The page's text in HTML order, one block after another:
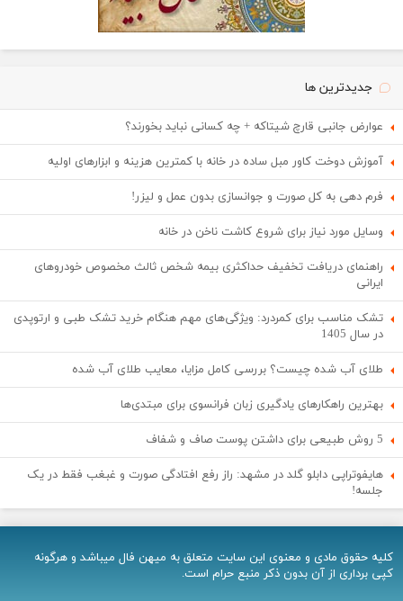
جدیدترین ها
عوارض جانبی قارچ شیتاکه + چه کسانی نباید بخورند؟
آموزش دوخت کاور مبل ساده در خانه با کمترین هزینه و ابزارهای اولیه
فرم دهی به کل صورت و جوانسازی بدون عمل و لیزر!
وسایل مورد نیاز برای شروع کاشت ناخن در خانه
راهنمای دریافت تخفیف حداکثری بیمه شخص ثالث مخصوص خودروهای
ایرانی
تشک مناسب برای کمردرد: ویژگی‌های مهم هنگام خرید تشک طبی و ارتوپدی
در سال 1405
طلای آب شده چیست؟ بررسی کامل مزایا، معایب طلای آب شده
بهترین راهکارهای یادگیری زبان فرانسوی برای مبتدی‌ها
5 روش طبیعی برای داشتن پوست صاف و شفاف
هایفوتراپی دابلو گلد در مشهد: راز رفع افتادگی صورت و غبغب فقط در یک
جلسه!
کلیه حقوق مادی و معنوی اين سایت متعلق به میهن فال میباشد و هرگونه
کپی برداری از آن بدون ذکر منبع حرام است.